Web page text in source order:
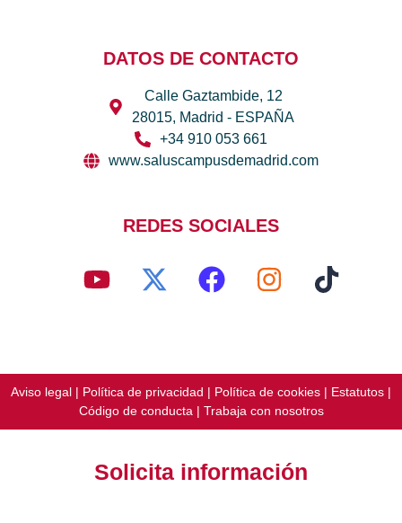
DATOS DE CONTACTO
Calle Gaztambide, 12
28015, Madrid - ESPAÑA
+34 910 053 661
www.saluscampusdemadrid.com
REDES SOCIALES
Aviso legal | Política de privacidad | Política de cookies | Estatutos |
Código de conducta | Trabaja con nosotros
Solicita información